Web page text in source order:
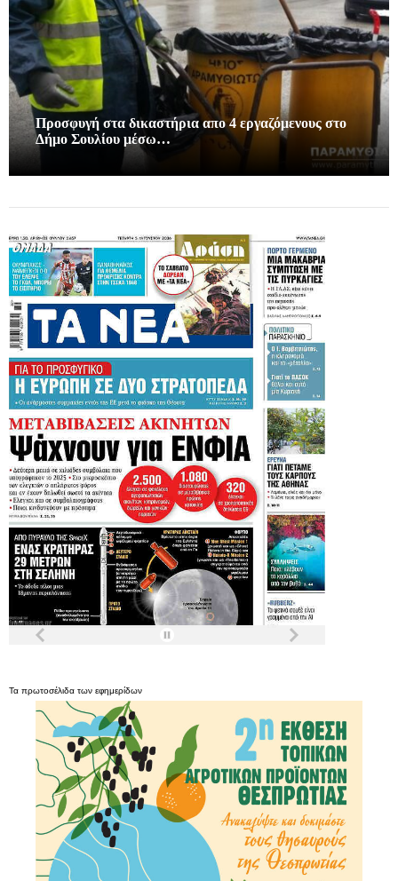
Προσφυγή στα δικαστήρια απο 4 εργαζόμενους στο
Δήμο Σουλίου μέσω…
Τα πρωτοσέλιδα των εφημερίδων